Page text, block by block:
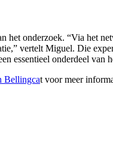
onderzoek. “Via het
vertelt Miguel. Die
essentieel onderdeel van
Bellingcat voor meer